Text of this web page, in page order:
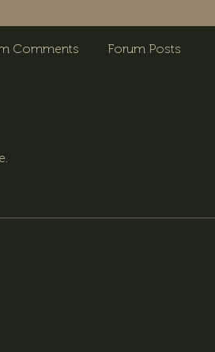
Comments Forum Posts